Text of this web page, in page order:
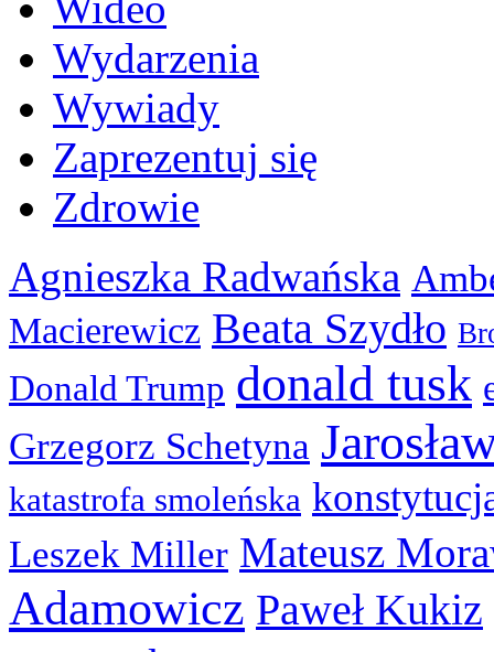
Wydarzenia
Wywiady
Zaprezentuj się
Zdrowie
Agnieszka Radwańska
Macierewicz Beata Szydło
Donald Trump donald tusk
Grzegorz Schetyna
katastrofa smoleńska
Leszek Miller Mateusz
Adamowicz Paweł Kukiz